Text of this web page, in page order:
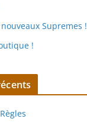
Supremes !
!